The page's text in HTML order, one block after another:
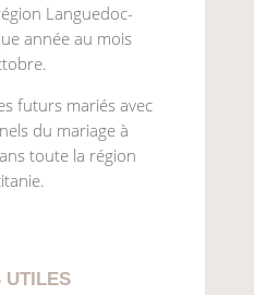
Languedoc-
année au mois
futurs mariés avec
du mariage à
toute la région
UTILES